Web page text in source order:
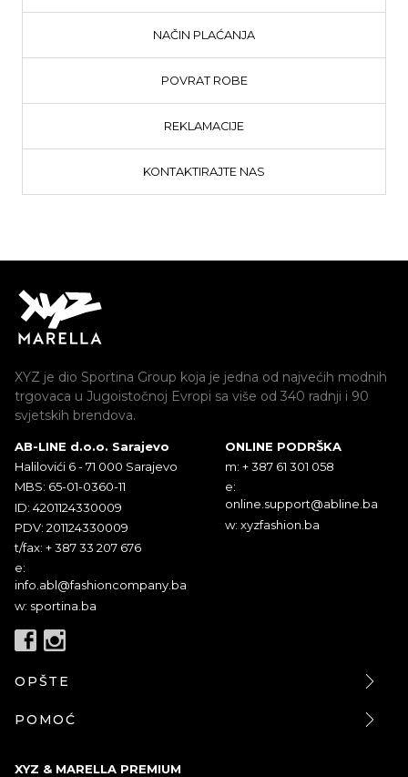
NAČIN PLAĆANJA
POVRAT ROBE
REKLAMACIJE
KONTAKTIRAJTE NAS
XYZ je dio Sportina Group koja je jedna od najvećih modnih
trgovaca u Jugoistočnoj Evropi sa više od 340 radnji i 90
svjetskih brendova.
AB-LINE d.o.o. Sarajevo
Halilovići 6 - 71 000 Sarajevo
MBS: 65-01-0360-11
ID: 4201124330009
PDV: 201124330009
t/fax: + 387 33 207 676
e:
info.abl@fashioncompany.ba
w: sportina.ba
ONLINE PODRŠKA
m: + 387 61 301 058
e:
online.support@abline.ba
w: xyzfashion.ba
OPŠTE
POMOĆ
XYZ & MARELLA PREMIUM